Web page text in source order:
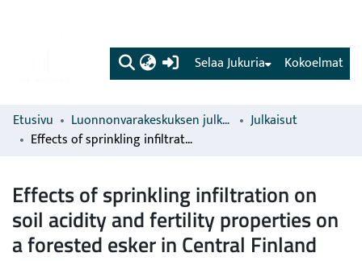
(current) Kokoelmat
Selaa Jukuria
Etusivu Luonnonvarakeskuksen julkaisut
Julkaisut
Effects of sprinkling infiltration on soil acidity and fertility properties on a forested esker in Central Finland
Effects of sprinkling infiltration on
soil acidity and fertility properties on
a forested esker in Central Finland